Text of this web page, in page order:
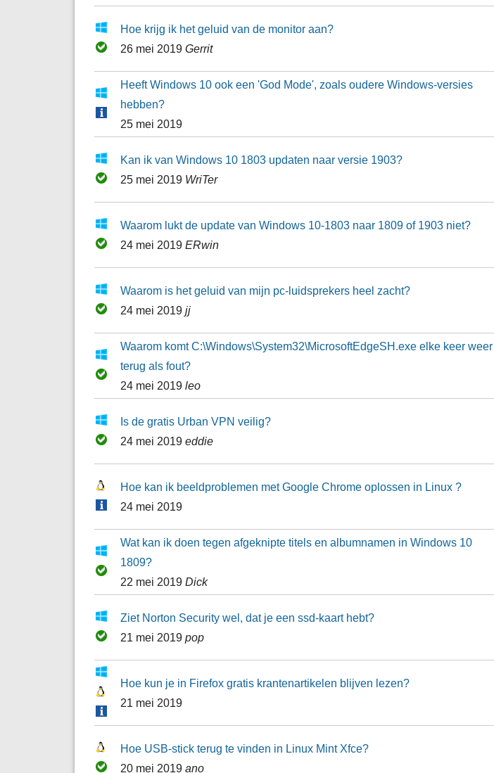
Hoe krijg ik het geluid van de monitor aan?
26 mei 2019 Gerrit
Heeft Windows 10 ook een 'God Mode', zoals oudere Windows-versies
hebben?
25 mei 2019
Kan ik van Windows 10 1803 updaten naar versie 1903?
25 mei 2019 WriTer
Waarom lukt de update van Windows 10-1803 naar 1809 of 1903 niet?
24 mei 2019 ERwin
Waarom is het geluid van mijn pc-luidsprekers heel zacht?
24 mei 2019 jj
Waarom komt C:\Windows\System32\MicrosoftEdgeSH.exe elke keer weer
terug als fout?
24 mei 2019 leo
Is de gratis Urban VPN veilig?
24 mei 2019 eddie
Hoe kan ik beeldproblemen met Google Chrome oplossen in Linux ?
24 mei 2019
Wat kan ik doen tegen afgeknipte titels en albumnamen in Windows 10
1809?
22 mei 2019 Dick
Ziet Norton Security wel, dat je een ssd-kaart hebt?
21 mei 2019 pop
Hoe kun je in Firefox gratis krantenartikelen blijven lezen?
21 mei 2019
Hoe USB-stick terug te vinden in Linux Mint Xfce?
20 mei 2019 ano